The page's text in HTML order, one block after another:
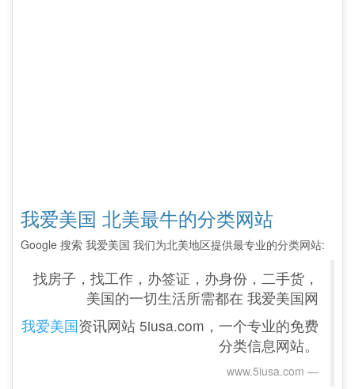
我爱美国 北美最牛的分类网站
Google 搜索 我爱美国 我们为北美地区提供最专业的分类网站:
找房子，找工作，办签证，办身份，二手货，
美国的一切生活所需都在 我爱美国网
我爱美国资讯网站 5iusa.com，一个专业的免费
分类信息网站。
www.5iusa.com‎